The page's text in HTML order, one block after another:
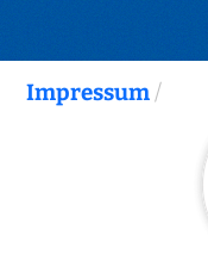
Impressum/